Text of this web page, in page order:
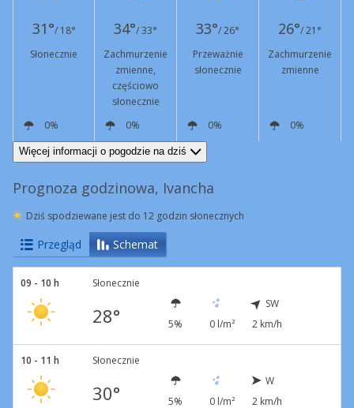
31°/ 18° 34°/ 33° 33°/ 26° 26°/ 21°
Słonecznie
Zachmurzenie
zmienne,
częściowo
słonecznie
Przeważnie
słonecznie
Zachmurzenie
zmienne
0% 0% 0%
0%
S
3 km/h N
10 km/h
Więcej informacji o pogodzie na dziś
Prognoza godzinowa, Ivancha
Dziś spodziewane jest do 12 godzin słonecznych
Przegląd Schemat
09 - 10 h Słonecznie
28° 5% 0 l/m²
SW
2 km/h
10 - 11 h Słonecznie
30° 5% 0 l/m²
W
2 km/h